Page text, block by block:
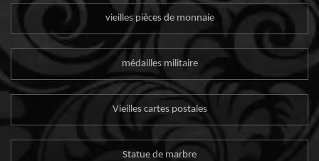
vieilles pièces de monnaie
médailles militaire
Vieilles cartes postales
Statue de marbre